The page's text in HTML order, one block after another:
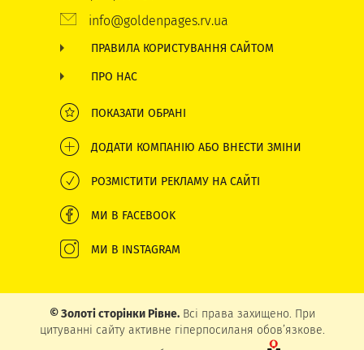
info@goldenpages.rv.ua
ПРАВИЛА КОРИСТУВАННЯ САЙТОМ
ПРО НАС
ПОКАЗАТИ ОБРАНІ
ДОДАТИ КОМПАНІЮ АБО ВНЕСТИ ЗМІНИ
РОЗМІСТИТИ РЕКЛАМУ НА САЙТІ
МИ В FACEBOOK
МИ В INSTAGRAM
© Золоті сторінки Рівне.Всі права захищено. При
цитуванні сайту активне гіперпосиланя обов’язкове.